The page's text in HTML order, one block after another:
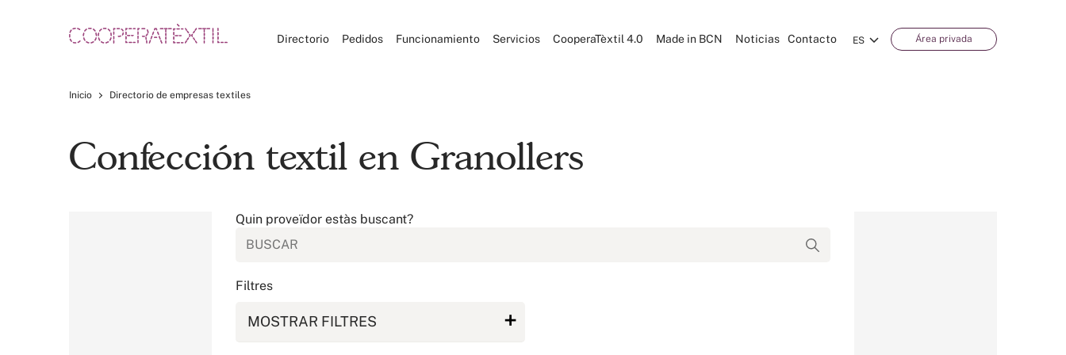
ES Área privada
Directorio Pedidos Funcionamiento Servicios CooperaTèxtil 4.0 Made in BCN Noticias Contacto
Inicio Directorio de empresas textiles
Confección textil en Granollers
Quin proveïdor estàs buscant?
Filtres
MOSTRAR FILTRES